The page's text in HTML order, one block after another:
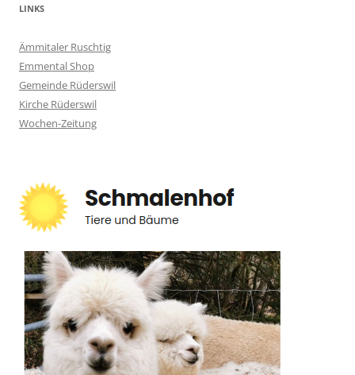
LINKS
Ämmitaler Ruschtig
Emmental Shop
Gemeinde Rüderswil
Kirche Rüderswil
Wochen-Zeitung